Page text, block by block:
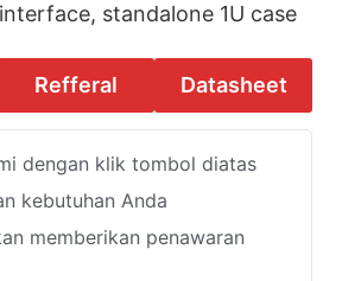
standalone 1U case
Refferal Datasheet
dengan klik tombol diatas
kebutuhan Anda
memberikan penawaran